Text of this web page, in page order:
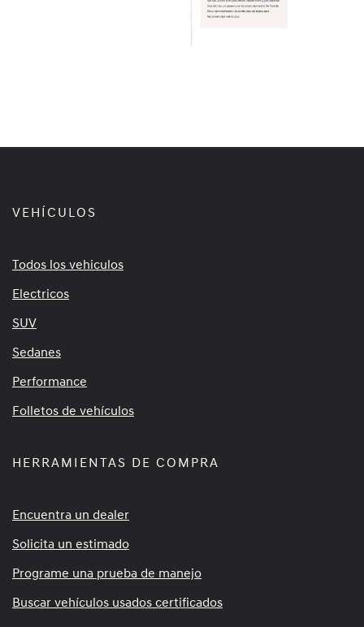
VEHÍCULOS
Todos los vehiculos
Electricos
SUV
Sedanes
Performance
Folletos de vehículos
HERRAMIENTAS DE COMPRA
Encuentra un dealer
Solicita un estimado
Programe una prueba de manejo
Buscar vehículos usados certificados